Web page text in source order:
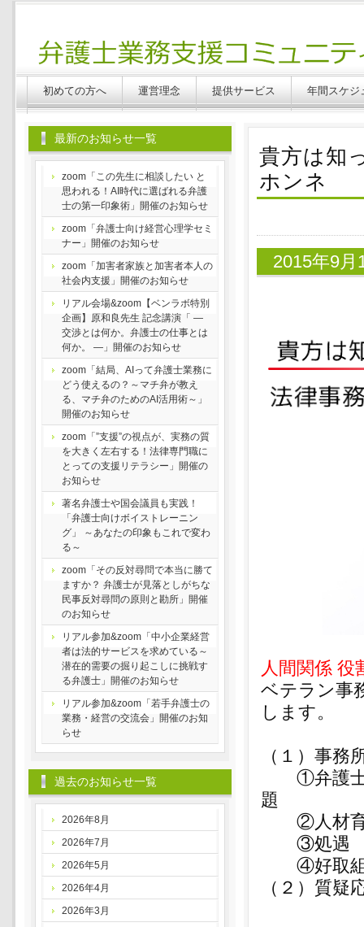
Benlabo
初めての方へ 運営理念 提供サービス 年間スケジ
貴方は知
ホンネ
2015年9月
人間関係 役
ベテラン事
します。
（１）事務
①弁護士
題
②人材
③処遇
④好取組
（２）質疑
最新のお知らせ一覧
zoom「この先生に相談したい と
思われる！AI時代に選ばれる弁護
士の第一印象術」開催のお知らせ
zoom「弁護士向け経営心理学セミ
ナー」開催のお知らせ
zoom「加害者家族と加害者本人の
社会内支援」開催のお知らせ
リアル会場&zoom【ベンラボ特別
企画】原和良先生 記念講演「 ―
交渉とは何か。弁護士の仕事とは
何か。 ―」開催のお知らせ
zoom「結局、AIって弁護士業務に
どう使えるの？～マチ弁が教え
る、マチ弁のためのAI活用術～」
開催のお知らせ
zoom「”支援”の視点が、実務の質
を大きく左右する！法律専門職に
とっての支援リテラシー」開催の
お知らせ
著名弁護士や国会議員も実践！
「弁護士向けボイストレーニン
グ」 ～あなたの印象もこれで変わ
る～
zoom「その反対尋問で本当に勝て
ますか？ 弁護士が見落としがちな
民事反対尋問の原則と勘所」開催
のお知らせ
リアル参加&zoom「中小企業経営
者は法的サービスを求めている～
潜在的需要の掘り起こしに挑戦す
る弁護士」開催のお知らせ
リアル参加&zoom「若手弁護士の
業務・経営の交流会」開催のお知
らせ
過去のお知らせ一覧
2026年8月
2026年7月
2026年5月
2026年4月
2026年3月